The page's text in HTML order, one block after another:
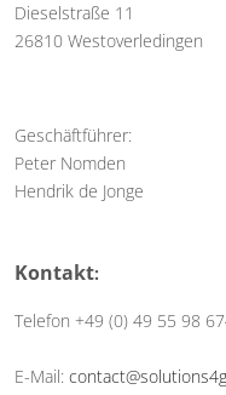
Dieselstraße 11
26810 Westoverledingen
Geschäftführer:
Peter Nomden
Hendrik de Jonge
Kontakt:
Telefon +49 (0) 49 55 98
E-Mail: